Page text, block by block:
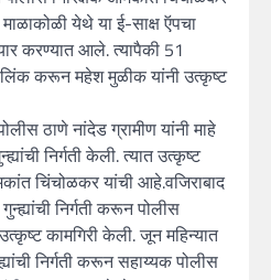
येथे या ई-साक्ष ऍपचा
करण्यात आले. त्यापैकी 51
करून महेश मुळीक यांनी उत्कृष्ट
ठाणे नांदेड ग्रामीण यांनी माहे
निर्गती केली. त्यात उत्कृष्ट
चिंचोळकर यांची आहे.वजिराबाद
निर्गती करून पोलीस
कामगिरी केली. जून महिन्यात
निर्गती करून सहाय्यक पोलीस